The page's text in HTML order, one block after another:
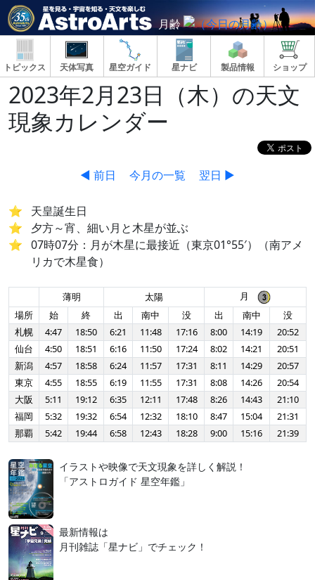
月齢
トピックス 天体写真 星空ガイド 星ナビ 製品情報 ショップ
2023年2月23日（木）の天文
現象カレンダー
◀ 前日 今月の一覧 翌日 ▶
天皇誕生日
夕方～宵、細い月と木星が並ぶ
07時07分：月が木星に最接近（東京01°55′）（南アメ
リカで木星食）
薄明 太陽
月
場所
始 終 出 南中 没 出 南中
没
札幌
4:47 18:50 6:21 11:48 17:16 8:00 14:19
20:52
仙台
4:50 18:51 6:16 11:50 17:24 8:02 14:21
20:51
新潟
4:57 18:58 6:24 11:57 17:31 8:11 14:29
20:57
東京
4:55 18:55 6:19 11:55 17:31 8:08 14:26
20:54
大阪
5:11 19:12 6:35 12:11 17:48 8:26 14:43
21:10
福岡
5:32 19:32 6:54 12:32 18:10 8:47 15:04
21:31
那覇
5:42 19:44 6:58 12:43 18:28 9:00 15:16 21:39
イラストや映像で天文現象を詳しく解説！
「アストロガイド 星空年鑑」
最新情報は
月刊雑誌「星ナビ」でチェック！